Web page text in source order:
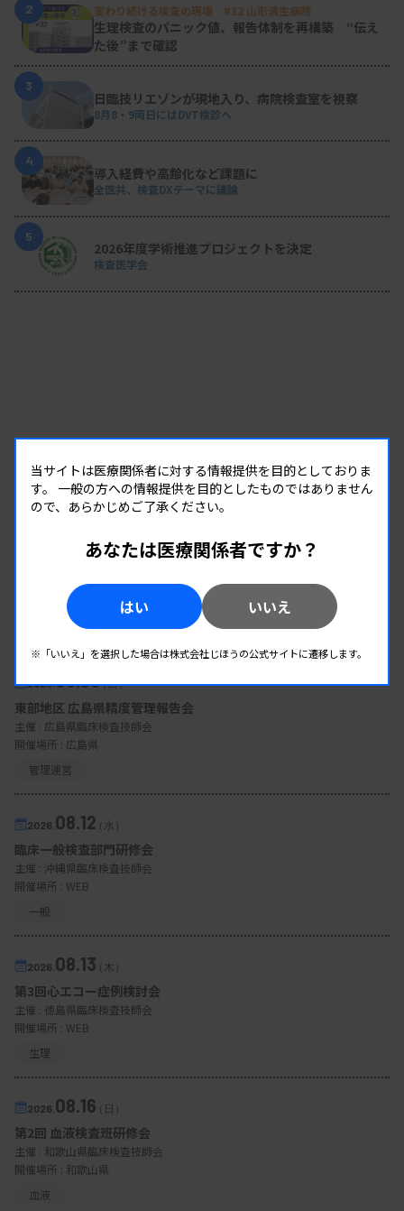
2 変わり続ける検査の現場 #32 山形済生病院
生理検査のパニック値、報告体制を再構築 “伝え
た後”まで確認
3
日臨技リエゾンが現地入り、病院検査室を視察
8月8・9両日にはDVT検診へ
4
導入経費や高齢化など課題に
全医共、検査DXテーマに議論
5
2026年度学術推進プロジェクトを決定
検査医学会
EVENT
イベント情報
2026.08.09（日）
東部地区 広島県精度管理報告会
主催 : 広島県臨床検査技師会
開催場所 : 広島県
管理運営
2026. 08.12（水）
臨床一般検査部門研修会
主催 : 沖縄県臨床検査技師会
開催場所 : WEB
一般
2026. 08.13（木）
第3回心エコー症例検討会
主催 : 徳島県臨床検査技師会
開催場所 : WEB
生理
2026. 08.16（日）
第2回 血液検査班研修会
主催 : 和歌山県臨床検査技師会
開催場所 : 和歌山県
血液
当サイトは医療関係者に対する情報提供を目的としておりま
す。 一般の方への情報提供を目的としたものではありません
ので、あらかじめご了承ください。
あなたは医療関係者ですか？
はい いいえ
※「いいえ」を選択した場合は株式会社じほうの公式サイトに遷移します。